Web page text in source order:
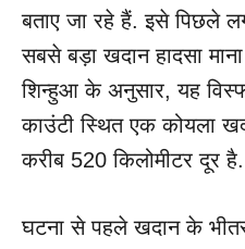
बताए जा रहे हैं. इसे पिछले
सबसे बड़ा खदान हादसा
शिन्हुआ के अनुसार, यह
काउंटी स्थित एक कोयला
करीब 520 किलोमीटर दूर है.
घटना से पहले खदान के